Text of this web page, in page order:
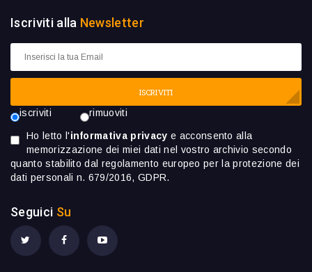
Iscriviti alla Newsletter
ISCRIVITI
iscriviti rimuoviti
Ho letto l'informativa privacy e acconsento alla
memorizzazione dei miei dati nel vostro archivio secondo
quanto stabilito dal regolamento europeo per la protezione dei
dati personali n. 679/2016, GDPR.
Seguici Su